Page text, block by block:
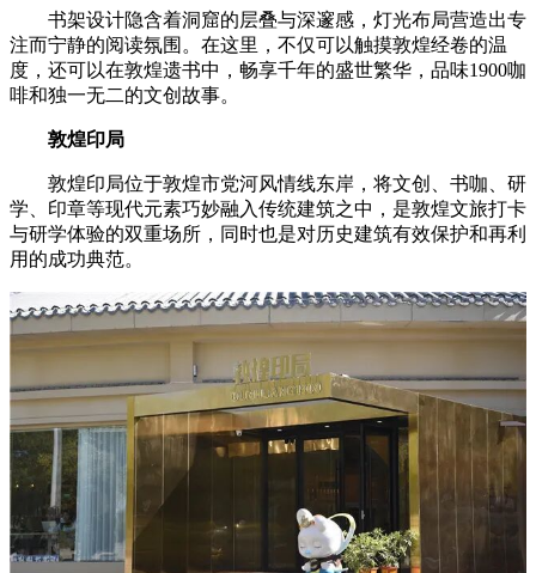
书架设计隐含着洞窟的层叠与深邃感，灯光布局营造出专
注而宁静的阅读氛围。在这里，不仅可以触摸敦煌经卷的温
度，还可以在敦煌遗书中，畅享千年的盛世繁华，品味1900咖
啡和独一无二的文创故事。
敦煌印局
敦煌印局位于敦煌市党河风情线东岸，将文创、书咖、研
学、印章等现代元素巧妙融入传统建筑之中，是敦煌文旅打卡
与研学体验的双重场所，同时也是对历史建筑有效保护和再利
用的成功典范。